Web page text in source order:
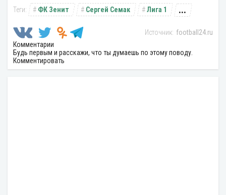
ФК Зенит Сергей Семак Лига 1 ...
football24.ru
Комментарии
Будь первым и расскажи, что ты думаешь по этому поводу.
Комментировать